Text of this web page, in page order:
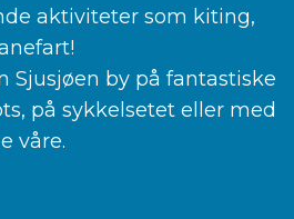
aktiviteter som kiting,
Sjusjøen by på fantastiske
på sykkelsetet eller med
våre.